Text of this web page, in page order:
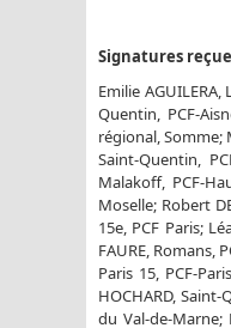
Signatures
Emilie AGUILERA,
Quentin, PCF-
régional, Somme;
Saint-Quentin,
Malakoff, PCF-
Moselle; Robert
15e, PCF Paris;
FAURE, Romans,
Paris 15, PCF-
HOCHARD, Saint-
du Val-de-Marne;